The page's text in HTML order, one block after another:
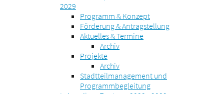
2029
Programm & Konzept
Förderung & Antragstellung
Aktuelles & Termine
Archiv
Projekte
Archiv
Stadtteilmanagement und
Programmbegleitung